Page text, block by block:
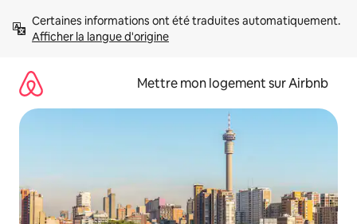
directement
Afficher la langue d'origine
Mettre mon logement sur Airbnb